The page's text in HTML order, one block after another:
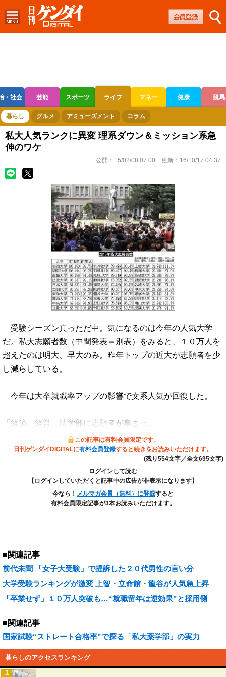
・社会 芸能 スポーツ ライフ マネー 健康 競馬
ボートレース 競輪 オートレース
暮らし グルメ アミューズメント コラム
私大人気ランクに異変 理系ダウン＆ミッション系急
伸のワケ
公開： 15/02/08 07:00 更新： 16/10/17 04:37
受験シーズン真っただ中。気になるのは今年の人気大学
だ。私大志願者数（中間発表＝別表）をみると、１０万人を
超えたのは明大、早大のみ。昨年トップの近大が志願者を少
し減らしている。
今年は大卒就職率アップの影響で文系人気が回復した。
「経済、経営、法学部に志願者が集まっ…
この記事は有料会員限定です。
日刊ゲンダイDIGITALに有料会員登録すると続きをお読みいただけます。
(残り554文字／全文695文字)
ログインして読む
【ログインしていただくと記事中の広告が非表示になります】
今なら！ メルマガ会員（無料）に登録すると
有料会員限定記事が3本お読みいただけます。
■関連記事
前代未聞 「女子大受験」で提訴した２０代男性の言い分
大学受験ランキングが激変 上智・立命館・龍谷が人気急上昇
「卒業せず」１０万人突破も…“就職留年は逆効果”と採用側
■関連記事
国家試験“ストレート合格率”で探る「私大薬学部」の実力
暮らしのアクセスランキング
1